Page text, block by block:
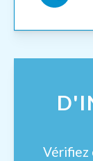
Vérifiez